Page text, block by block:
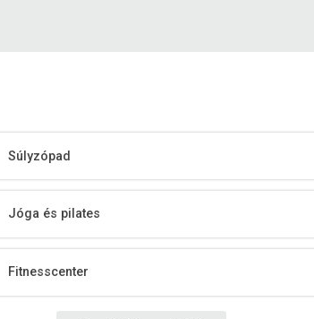
Súlyzópad
Jóga és pilates
Fitnesscenter